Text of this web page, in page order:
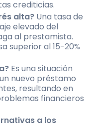
crediticias.
alta? Una tasa de
elevado del
al prestamista.
superior al 15-20%
Es una situación
nuevo préstamo
resultando en
financieros
a los